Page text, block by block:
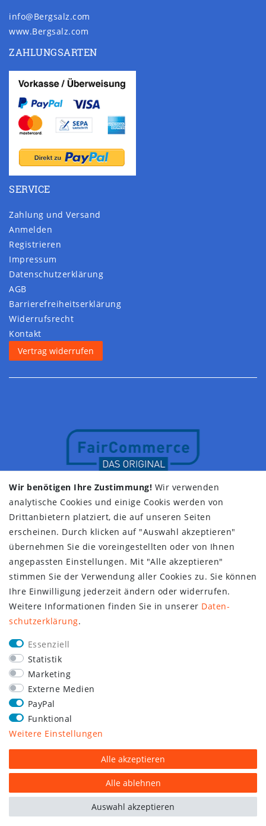
info@Bergsalz.com
www.Bergsalz.com
ZAHLUNGSARTEN
SERVICE
Zahlung und Versand
Anmelden
Registrieren
Impressum
Daten­schutz­erklärung
AGB
Barrierefreiheitserklärung
Widerrufs­recht
Kontakt
Vertrag widerrufen
Wir benötigen Ihre Zustimmung! Wir verwenden
analytische Cookies und einige Cookis werden von
Drittanbietern platziert, die auf unseren Seiten
erscheinen. Durch klicken auf "Auswahl akzeptieren"
übernehmen Sie die voreingestellten oder von Ihnen
angepassten Einstellungen. Mit "Alle akzeptieren"
stimmen Sie der Verwendung aller Cookies zu. Sie können
Ihre Einwilligung jederzeit ändern oder widerrufen.
Weitere Informationen finden Sie in unserer Daten­
schutz­erklärung.
Essenziell
Statistik
Marketing
Externe Medien
PayPal
Funktional
Weitere Einstellungen
Alle akzeptieren
Alle ablehnen
Auswahl akzeptieren
Plenty Lions